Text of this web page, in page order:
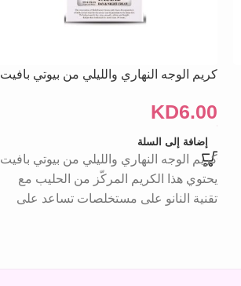
كريم الوجه النهاري والليلي من بيوتي بافيت
KD6.00
إضافة إلى السلة
كريم الوجه النهاري والليلي من بيوتي بافيت
يحتوي هذا الكريم المركّز من الحليب مع
تقنية النانو على مستخلصات تساعد على